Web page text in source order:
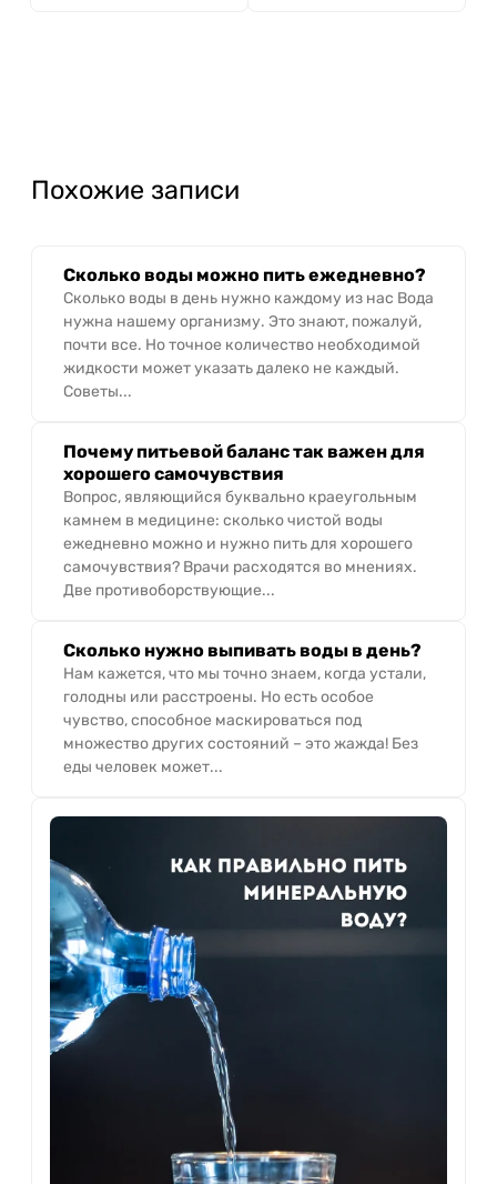
Похожие записи
Сколько воды можно пить ежедневно?
Сколько воды в день нужно каждому из нас Вода
нужна нашему организму. Это знают, пожалуй,
почти все. Но точное количество необходимой
жидкости может указать далеко не каждый.
Советы...
Почему питьевой баланс так важен для
хорошего самочувствия
Вопрос, являющийся буквально краеугольным
камнем в медицине: сколько чистой воды
ежедневно можно и нужно пить для хорошего
самочувствия? Врачи расходятся во мнениях.
Две противоборствующие...
Сколько нужно выпивать воды в день?
Нам кажется, что мы точно знаем, когда устали,
голодны или расстроены. Но есть особое
чувство, способное маскироваться под
множество других состояний – это жажда! Без
еды человек может...